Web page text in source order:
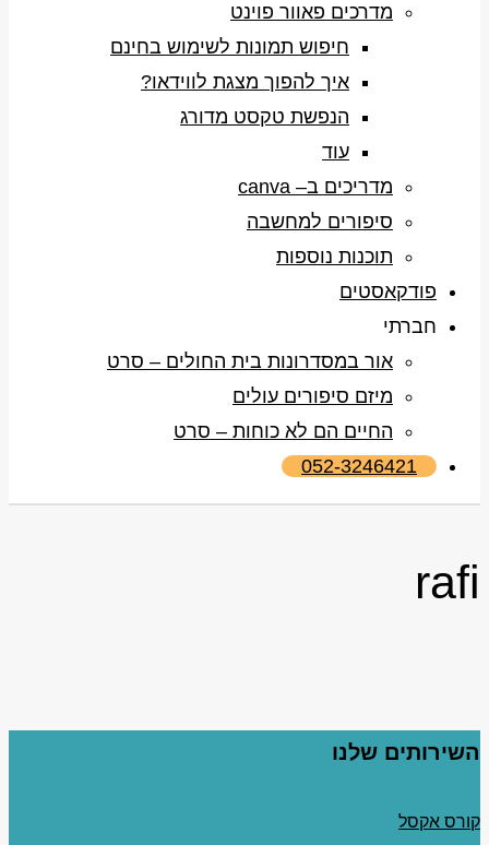
מדרכים פאוור פוינט
חיפוש תמונות לשימוש בחינם
איך להפוך מצגת לווידאו?
הנפשת טקסט מדורג
עוד
מדריכים ב– canva
סיפורים למחשבה
תוכנות נוספות
פודקאסטים
חברתי
אור במסדרונות בית החולים – סרט
מיזם סיפורים עולים
החיים הם לא כוחות – סרט
052-3246421
rafi
השירותים שלנו
קורס אקסל